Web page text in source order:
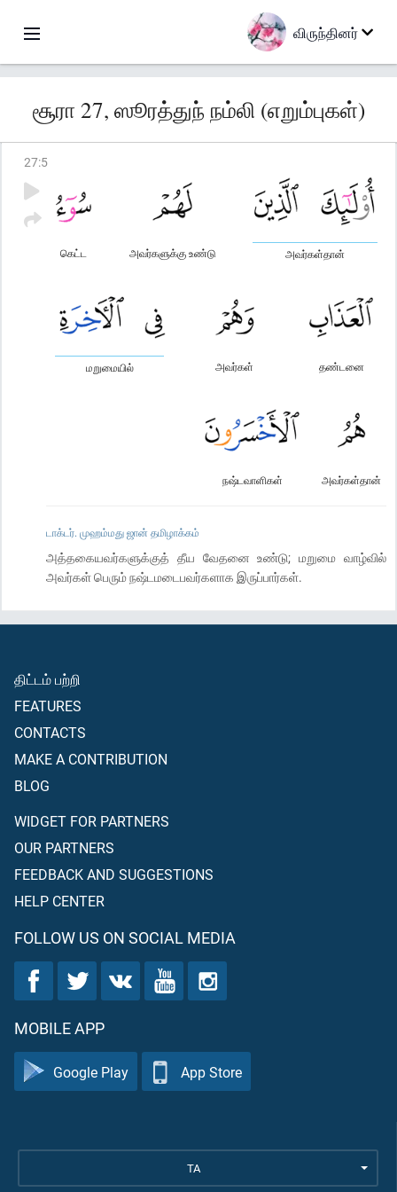
விருந்தினர்
சூரா 27, ஸூரத்துந் நம்லி (எறும்புகள்)
27:5
அவர்கள்தான்
அவர்களுக்கு உண்டு
கெட்ட
தண்டனை
அவர்கள்
மறுமையில்
அவர்கள்தான்
நஷ்டவாளிகள்
டாக்டர். முஹம்மது ஜான் தமிழாக்கம்
அத்தகையவர்களுக்குத் தீய வேதனை உண்டு; மறுமை வாழ்வில்
அவர்கள் பெரும் நஷ்டமடைபவர்களாக இருப்பார்கள்.
திட்டம் பற்றி
FEATURES
CONTACTS
MAKE A CONTRIBUTION
BLOG
WIDGET FOR PARTNERS
OUR PARTNERS
FEEDBACK AND SUGGESTIONS
HELP CENTER
FOLLOW US ON SOCIAL MEDIA
MOBILE APP
Google Play App Store
TA